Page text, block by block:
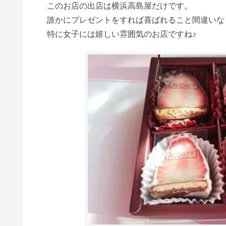
このお店の出店は横浜高島屋だけです。
誰かにプレゼントをすれば喜ばれること間違い
特に女子には嬉しい雰囲気のお店ですね♪